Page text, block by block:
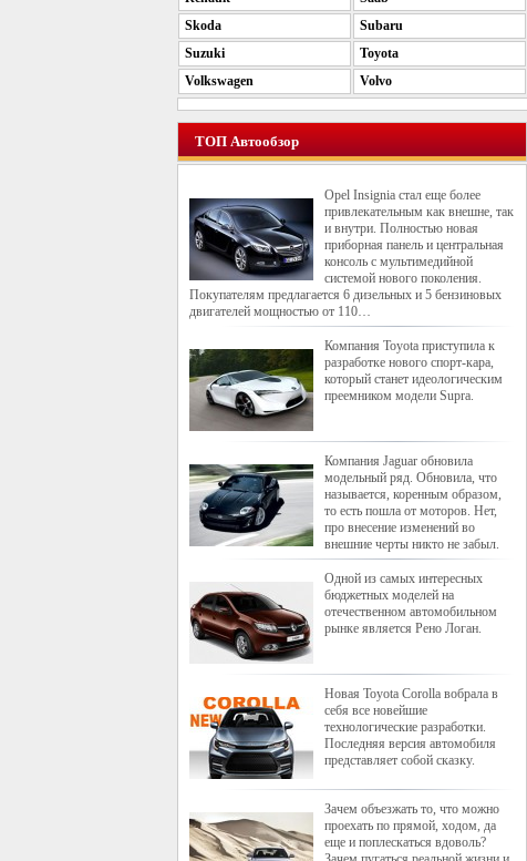
Skoda
Subaru
Suzuki
Toyota
Volkswagen
Volvo
ТОП Автообзор
Opel Insignia стал еще более
привлекательным как внешне, так
и внутри. Полностью новая
приборная панель и центральная
консоль с мультимедийной
системой нового поколения.
Покупателям предлагается 6 дизельных и 5 бензиновых
двигателей мощностью от 110…
Компания Toyota приступила к
разработке нового спорт-кара,
который станет идеологическим
преемником модели Supra.
Компания Jaguar обновила
модельный ряд. Обновила, что
называется, коренным образом,
то есть пошла от моторов. Нет,
про внесение изменений во
внешние черты никто не забыл.
Одной из самых интересных
бюджетных моделей на
отечественном автомобильном
рынке является Рено Логан.
Новая Toyota Corolla вобрала в
себя все новейшие
технологические разработки.
Последняя версия автомобиля
представляет собой сказку.
Зачем объезжать то, что можно
проехать по прямой, ходом, да
еще и поплескаться вдоволь?